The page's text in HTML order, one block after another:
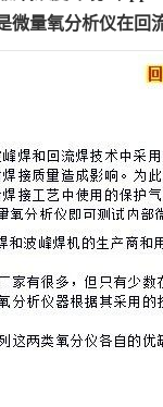
微量氧分析仪在回